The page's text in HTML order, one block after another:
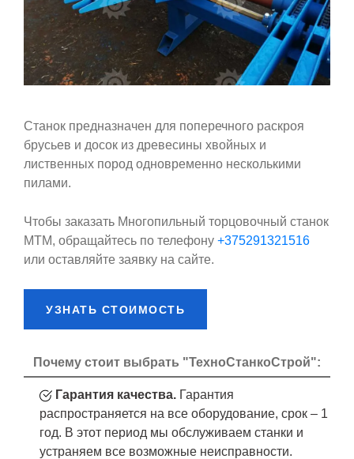
Станок предназначен для поперечного раскроя
брусьев и досок из древесины хвойных и
лиственных пород одновременно несколькими
пилами.
Чтобы заказать Многопильный торцовочный станок
МТМ, обращайтесь по телефону +375291321516
или оставляйте заявку на сайте.
УЗНАТЬ СТОИМОСТЬ
Почему стоит выбрать "ТехноСтанкоСтрой":
Гарантия качества. Гарантия
распространяется на все оборудование, срок – 1
год. В этот период мы обслуживаем станки и
устраняем все возможные неисправности.